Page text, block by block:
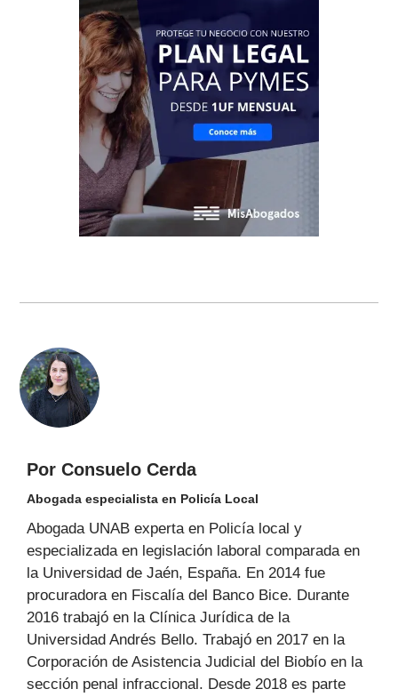
Por Consuelo Cerda
Abogada especialista en Policía Local
Abogada UNAB experta en Policía local y
especializada en legislación laboral comparada en
la Universidad de Jaén, España. En 2014 fue
procuradora en Fiscalía del Banco Bice. Durante
2016 trabajó en la Clínica Jurídica de la
Universidad Andrés Bello. Trabajó en 2017 en la
Corporación de Asistencia Judicial del Biobío en la
sección penal infraccional. Desde 2018 es parte